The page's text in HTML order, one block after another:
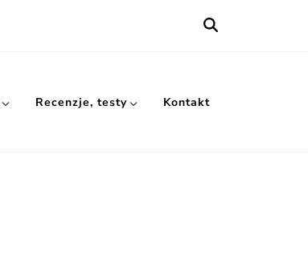
Recenzje, testy Kontakt